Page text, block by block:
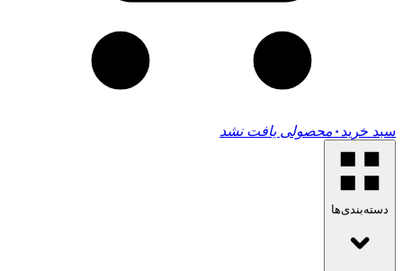
سبد خرید ۰ محصولی یافت نشد
دسته‌بندی‌ها